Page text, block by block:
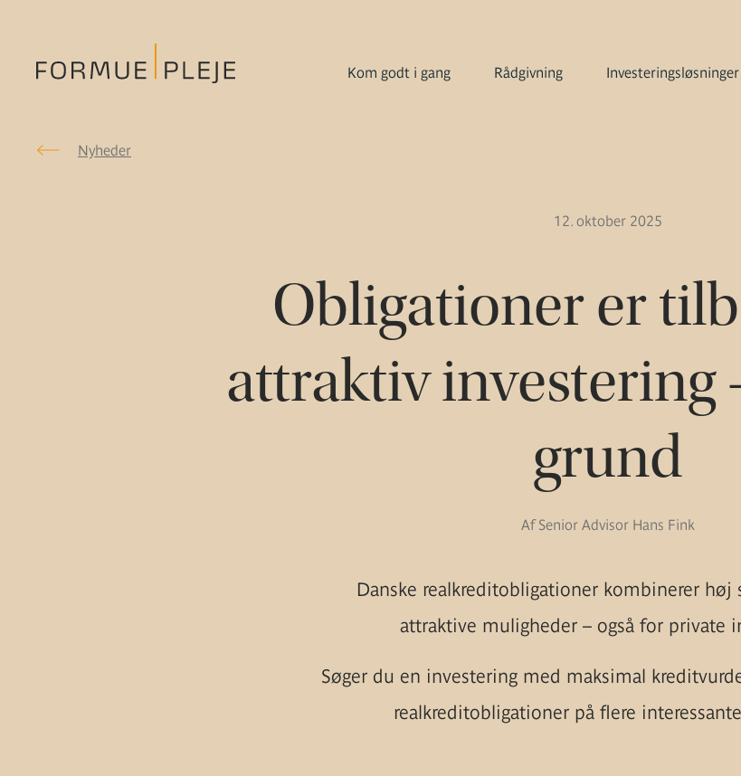
Kom godt i gang Rådgivning Investeringsløsninger
Nyheder
12. oktober 2025
Obligationer er
attraktiv investering
grund
Af Senior Advisor Hans Fink
Danske realkreditobligationer kombinerer høj
attraktive muligheder – også for private
Søger du en investering med maksimal
realkreditobligationer på flere